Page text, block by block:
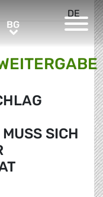
BGBG
DE
SICH